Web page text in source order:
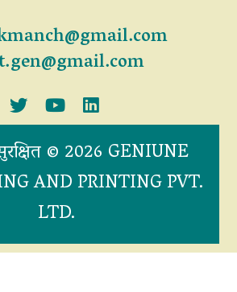
© 2026 GENIUNE
AND PRINTING PVT.
LTD.